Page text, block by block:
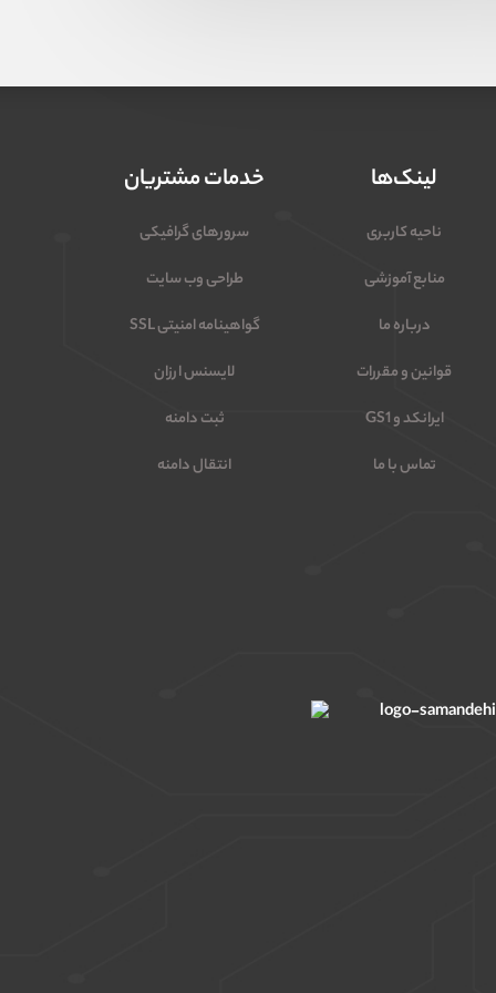
خدمات مشتریان
سرورهای گرافیکی
طراحی وب سایت
گواهینامه امنیتی SSL
لایسنس ارزان
ثبت دامنه
انتقال دامنه
لینک‌ها
ناحیه کاربری
منابع آموزشی
درباره ما
قوانین و مقررات
ایرانکد و GS1
تماس با ما